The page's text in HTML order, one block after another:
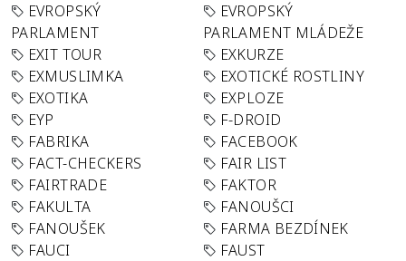
EVROPSKÝ
PARLAMENT
EVROPSKÝ
PARLAMENT MLÁDEŽE
EXIT TOUR
EXKURZE
EXMUSLIMKA
EXOTICKÉ ROSTLINY
EXOTIKA
EXPLOZE
EYP
F-DROID
FABRIKA
FACEBOOK
FACT-CHECKERS
FAIR LIST
FAIRTRADE
FAKTOR
FAKULTA
FANOUŠCI
FANOUŠEK
FARMA BEZDÍNEK
FAUCI
FAUST